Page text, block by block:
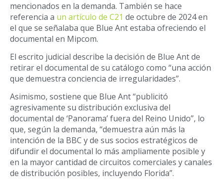
mencionados en la demanda. También se hace
referencia a un artículo de C21 de octubre de 2024 en
el que se señalaba que Blue Ant estaba ofreciendo el
documental en Mipcom.
El escrito judicial describe la decisión de Blue Ant de
retirar el documental de su catálogo como “una acción
que demuestra conciencia de irregularidades”.
Asimismo, sostiene que Blue Ant “publicitó
agresivamente su distribución exclusiva del
documental de ‘Panorama’ fuera del Reino Unido”, lo
que, según la demanda, “demuestra aún más la
intención de la BBC y de sus socios estratégicos de
difundir el documental lo más ampliamente posible y
en la mayor cantidad de circuitos comerciales y canales
de distribución posibles, incluyendo Florida”.